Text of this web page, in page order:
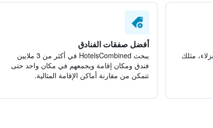
مثلك
أفضل صفقات الفنادق
يبحث HotelsCombined في أكثر من 3 ملايين
فندق ومكان إقامة ويجمعهم في مكان واحد حتى
تتمكن من مقارنة أماكن الإقامة المثالية.